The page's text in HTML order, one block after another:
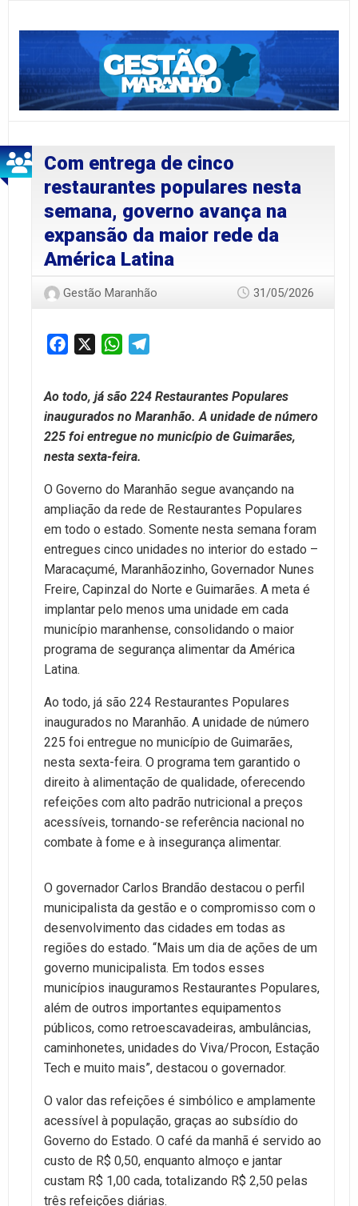
Com entrega de cinco
restaurantes populares nesta
semana, governo avança na
expansão da maior rede da
América Latina
Gestão Maranhão 31/05/2026
Facebook WhatsApp
Ao todo, já são 224 Restaurantes Populares
inaugurados no Maranhão. A unidade de número
225 foi entregue no município de Guimarães,
nesta sexta-feira.
O Governo do Maranhão segue avançando na
ampliação da rede de Restaurantes Populares
em todo o estado. Somente nesta semana foram
entregues cinco unidades no interior do estado –
Maracaçumé, Maranhãozinho, Governador Nunes
Freire, Capinzal do Norte e Guimarães. A meta é
implantar pelo menos uma unidade em cada
município maranhense, consolidando o maior
programa de segurança alimentar da América
Latina.
Ao todo, já são 224 Restaurantes Populares
inaugurados no Maranhão. A unidade de número
225 foi entregue no município de Guimarães,
nesta sexta-feira. O programa tem garantido o
direito à alimentação de qualidade, oferecendo
refeições com alto padrão nutricional a preços
acessíveis, tornando-se referência nacional no
combate à fome e à insegurança alimentar.
O governador Carlos Brandão destacou o perfil
municipalista da gestão e o compromisso com o
desenvolvimento das cidades em todas as
regiões do estado. “Mais um dia de ações de um
governo municipalista. Em todos esses
municípios inauguramos Restaurantes Populares,
além de outros importantes equipamentos
públicos, como retroescavadeiras, ambulâncias,
caminhonetes, unidades do Viva/Procon, Estação
Tech e muito mais”, destacou o governador.
O valor das refeições é simbólico e amplamente
acessível à população, graças ao subsídio do
Governo do Estado. O café da manhã é servido ao
custo de R$ 0,50, enquanto almoço e jantar
custam R$ 1,00 cada, totalizando R$ 2,50 pelas
três refeições diárias.